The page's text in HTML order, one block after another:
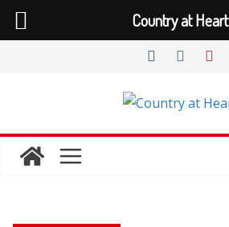
Country at Heart